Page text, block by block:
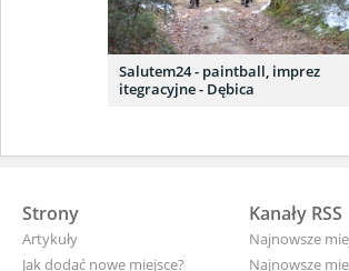
Salutem24 - paintball, imprez
itegracyjne - Dębica
Strony
Artykuły
Jak dodać nowe miejsce?
Kanały RSS
Najnowsze
Najnowsze